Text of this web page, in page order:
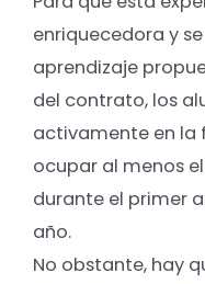
enriquecedora y
aprendizaje
del contrato, los
activamente en la
ocupar al menos
durante el primer
año.
No obstante, hay